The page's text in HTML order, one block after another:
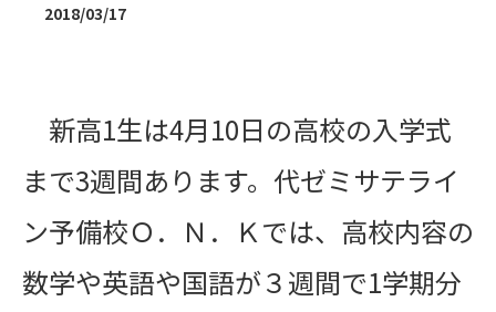
2018/03/17
新高1生は4月10日の高校の入学式
まで3週間あります。代ゼミサテライ
ン予備校Ｏ．Ｎ．Ｋでは、高校内容の
数学や英語や国語が３週間で1学期分